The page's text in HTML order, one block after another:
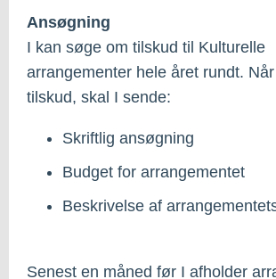
Ansøgning
I kan søge om tilskud til Kulturelle
arrangementer hele året rundt.
tilskud, skal I sende:
Skriftlig ansøgning
Budget for arrangementet
Beskrivelse af
Senest en måned før I afholder